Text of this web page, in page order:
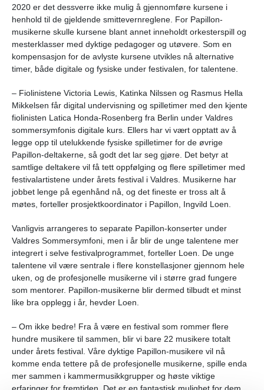
2020 er det dessverre ikke mulig å gjennomføre kursene i
henhold til de gjeldende smittevernreglene. For Papillon-
musikerne skulle kursene blant annet inneholdt orkesterspill og
mesterklasser med dyktige pedagoger og utøvere. Som en
kompensasjon for de avlyste kursene utvikles nå alternative
timer, både digitale og fysiske under festivalen, for talentene.
– Fiolinistene Victoria Lewis, Katinka Nilssen og Rasmus Hella
Mikkelsen får digital undervisning og spilletimer med den kjente
fiolinisten Latica Honda-Rosenberg fra Berlin under Valdres
sommersymfonis digitale kurs. Ellers har vi vært opptatt av å
legge opp til utelukkende fysiske spilletimer for de øvrige
Papillon-deltakerne, så godt det lar seg gjøre. Det betyr at
samtlige deltakere vil få tett oppfølging og flere spilletimer med
festivalartistene under årets festival i Valdres. Musikerne har
jobbet lenge på egenhånd nå, og det fineste er tross alt å
møtes, forteller prosjektkoordinator i Papillon, Ingvild Loen.
Vanligvis arrangeres to separate Papillon-konserter under
Valdres Sommersymfoni, men i år blir de unge talentene mer
integrert i selve festivalprogrammet, forteller Loen. De unge
talentene vil være sentrale i flere konstellasjoner gjennom hele
uken, og de profesjonelle musikerne vil i større grad fungere
som mentorer. Papillon-musikerne blir dermed tilbudt et minst
like bra opplegg i år, hevder Loen.
– Om ikke bedre! Fra å være en festival som rommer flere
hundre musikere til sammen, blir vi bare 22 musikere totalt
under årets festival. Våre dyktige Papillon-musikere vil nå
komme enda tettere på de profesjonelle musikerne, spille enda
mer sammen i kammermusikkgrupper og høste viktige
erfaringer for fremtiden. Det er en fantastisk mulighet for dem,